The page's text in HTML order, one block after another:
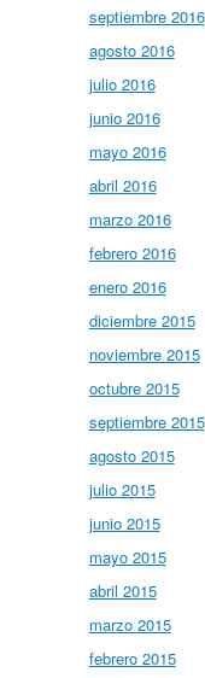
septiembre 2016
agosto 2016
julio 2016
junio 2016
mayo 2016
abril 2016
marzo 2016
febrero 2016
enero 2016
diciembre 2015
noviembre 2015
octubre 2015
septiembre 2015
agosto 2015
julio 2015
junio 2015
mayo 2015
abril 2015
marzo 2015
febrero 2015